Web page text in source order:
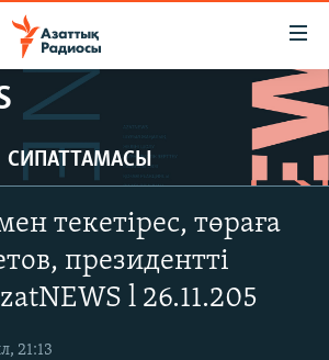
СИПАТТАМАСЫ
текетірес, төраға
президентті
l 26.11.205
21:13